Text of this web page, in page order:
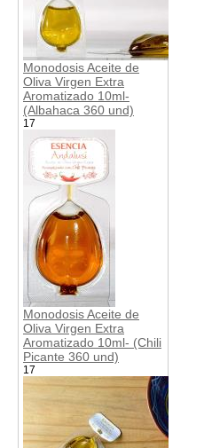
Monodosis Aceite de
Oliva Virgen Extra
Aromatizado 10ml-
(Albahaca 360 und)
17
Monodosis Aceite de
Oliva Virgen Extra
Aromatizado 10ml- (Chili
Picante 360 und)
17